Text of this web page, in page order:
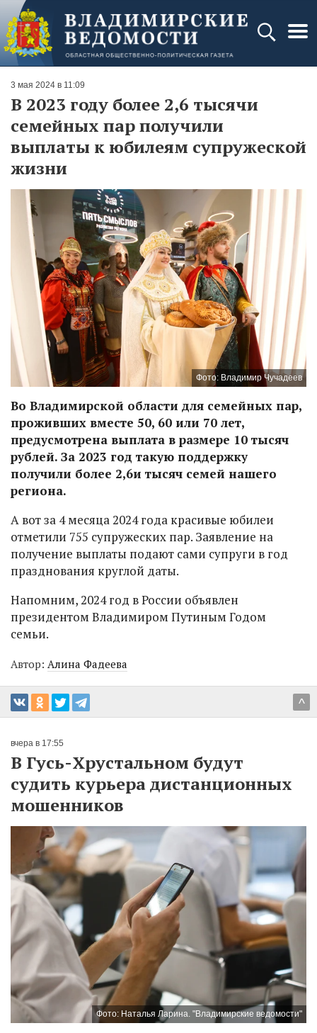
3 мая 2024 в 11:09
В 2023 году более 2,6 тысячи
семейных пар получили
выплаты к юбилеям супружеской
жизни
Фото: Владимир Чучадеев
Во Владимирской области для семейных пар,
проживших вместе 50, 60 или 70 лет,
предусмотрена выплата в размере 10 тысяч
рублей. За 2023 год такую поддержку
получили более 2,6и тысяч семей нашего
региона.
А вот за 4 месяца 2024 года красивые юбилеи
отметили 755 супружеских пар. Заявление на
получение выплаты подают сами супруги в год
празднования круглой даты.
Напомним, 2024 год в России объявлен
президентом Владимиром Путиным Годом
семьи.
Автор: Алина Фадеева
^
вчера в 17:55
В Гусь-Хрустальном будут
судить курьера дистанционных
мошенников
Фото: Наталья Ларина. "Владимирские ведомости"